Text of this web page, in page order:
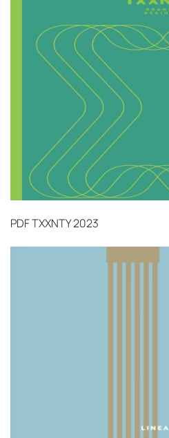
Все
поставки застрахованы в
международными
выбрать дополнительное
критичных партий товара.
PDFTXXNTY 2023